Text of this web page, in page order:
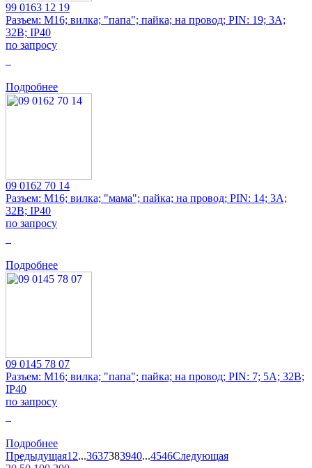
99 0163 12 19
Разъем: M16; вилка; "папа"; пайка; на провод; PIN: 19; 3А;
32В; IP40
по запросу
Подробнее
09 0162 70 14
Разъем: M16; вилка; "мама"; пайка; на провод; PIN: 14; 3А;
32В; IP40
по запросу
Подробнее
09 0145 78 07
Разъем: M16; вилка; "папа"; пайка; на провод; PIN: 7; 5А; 32В;
IP40
по запросу
Подробнее
Предыдущая1 2...3637383940...4546Следующая